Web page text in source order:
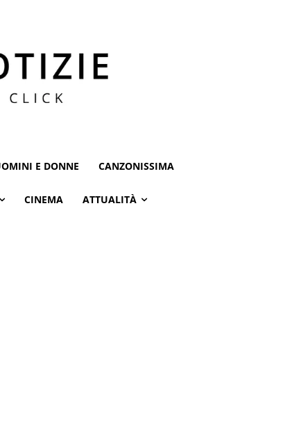
E DONNE CANZONISSIMA
CINEMA ATTUALITÀ